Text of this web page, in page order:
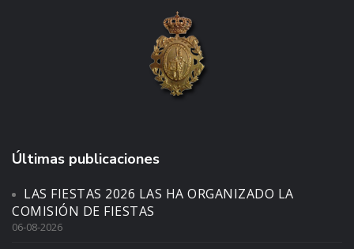
Últimas publicaciones
LAS FIESTAS 2026 LAS HA ORGANIZADO LA
COMISIÓN DE FIESTAS
06-08-2026